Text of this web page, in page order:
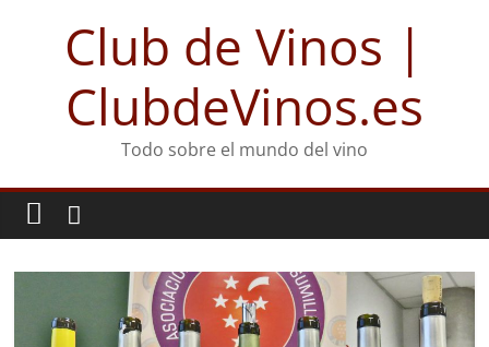
Club de Vinos |
ClubdeVinos.es
Todo sobre el mundo del vino